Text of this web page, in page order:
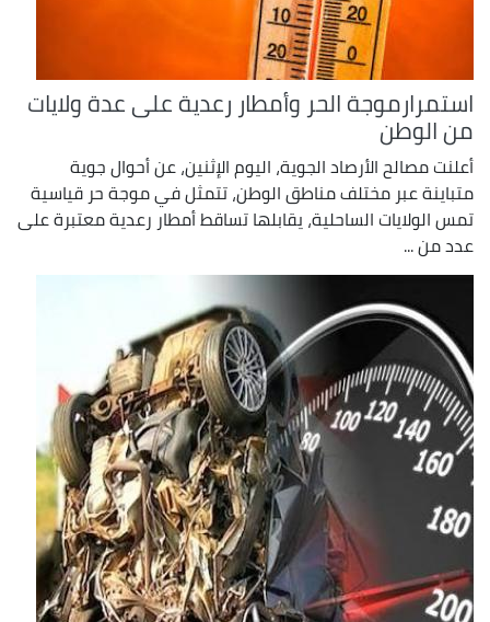
استمرارموجة الحر وأمطار رعدية على عدة ولايات
من الوطن
أعلنت مصالح الأرصاد الجوية، اليوم الإثنين، عن أحوال جوية
متباينة عبر مختلف مناطق الوطن، تتمثل في موجة حر قياسية
تمس الولايات الساحلية، يقابلها تساقط أمطار رعدية معتبرة على
عدد من ...